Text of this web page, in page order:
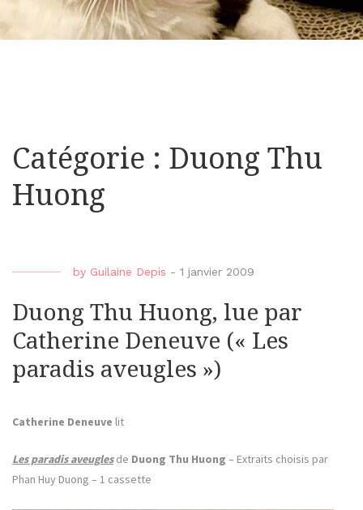
Catégorie : Duong Thu
Huong
by Guilaine Depis - 1 janvier 2009
Duong Thu Huong, lue par
Catherine Deneuve (« Les
paradis aveugles »)
Catherine Deneuve lit
Les paradis aveuglesde Duong Thu Huong – Extraits choisis par
Phan Huy Duong – 1 cassette